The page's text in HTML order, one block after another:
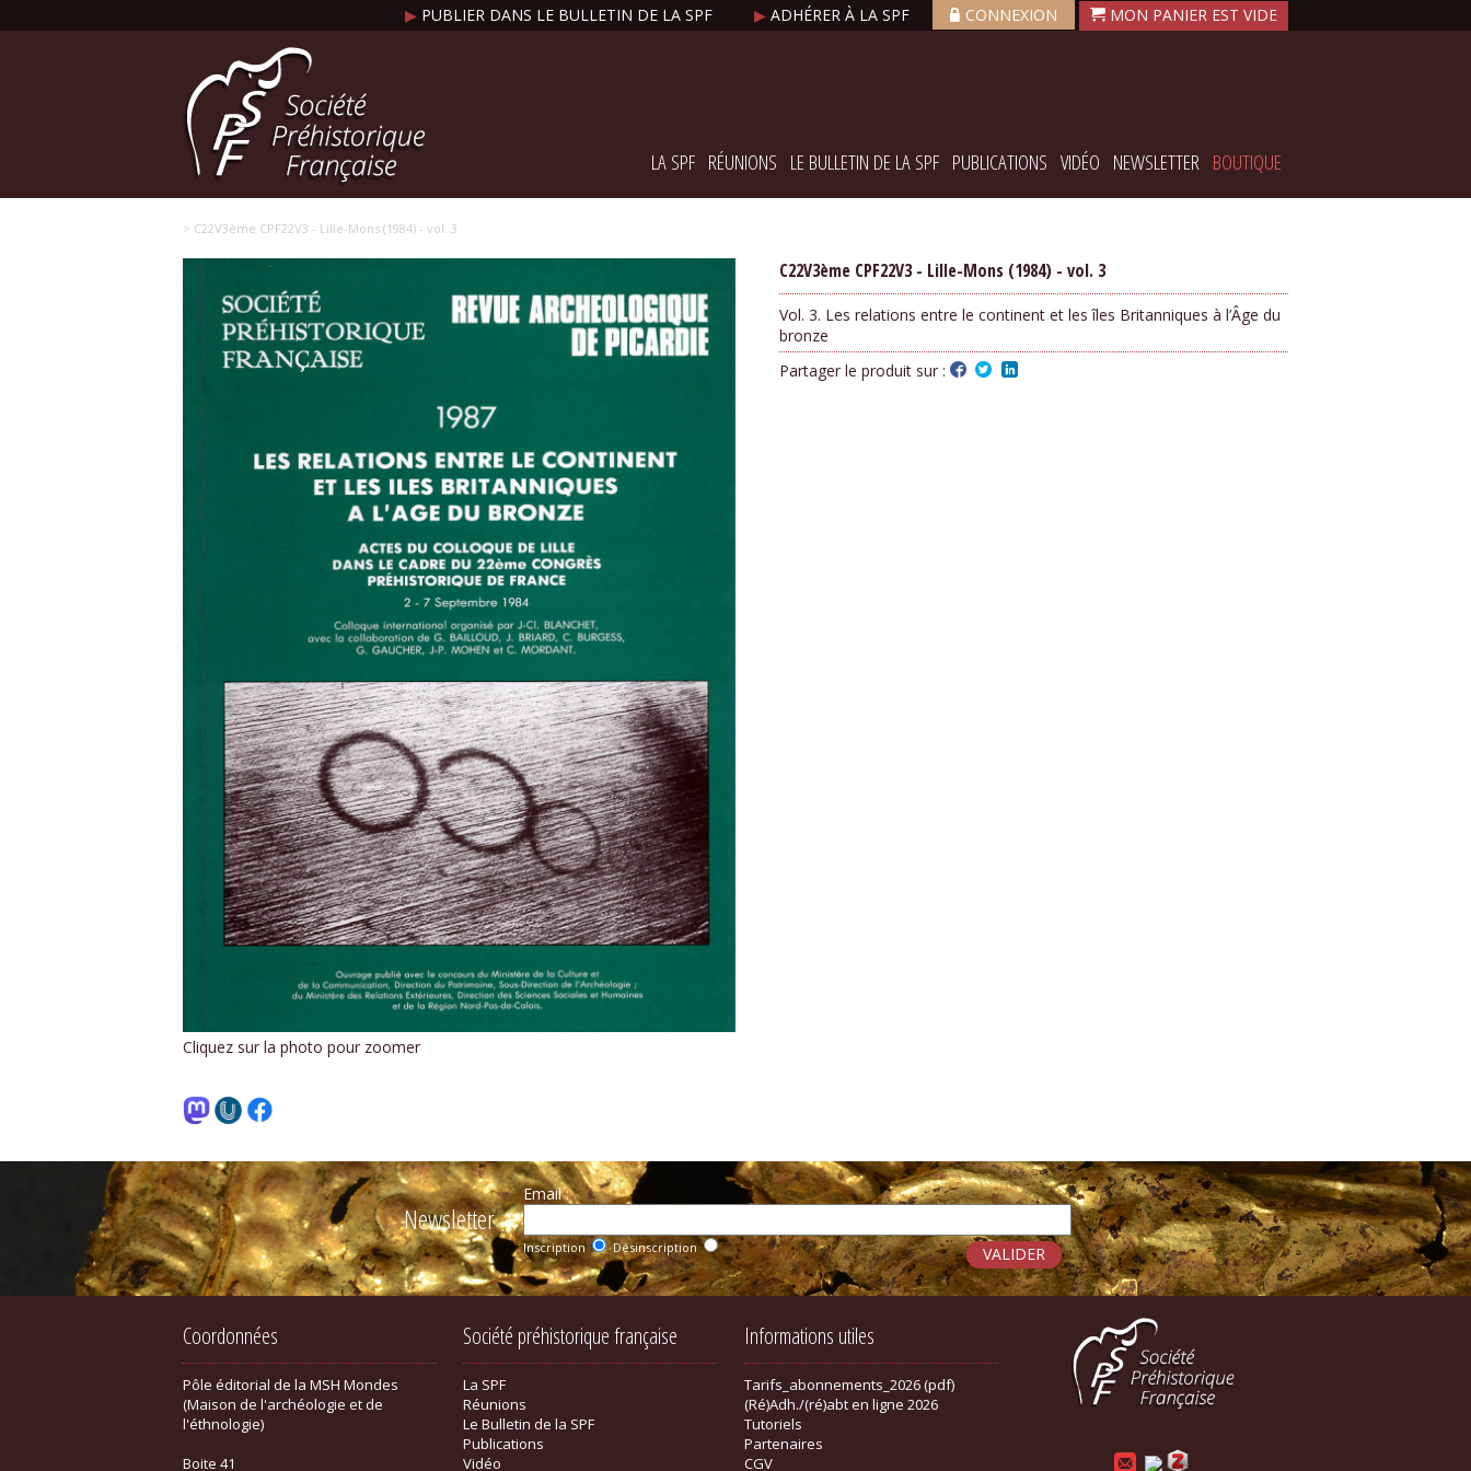
▶ PUBLIER DANS LE BULLETIN DE LA SPF ▶ ADHÉRER À LA SPF CONNEXION
LA SPF RÉUNIONS LE BULLETIN DE LA SPF PUBLICATIONS VIDÉO NEWSLETTER BOUTIQUE
> C22V3ème CPF22V3 - Lille-Mons (1984) - vol. 3
Cliquez sur la photo pour zoomer
C22V3ème CPF22V3 - Lille-Mons (1984) - vol. 3
Vol. 3. Les relations entre le continent et les îles Britanniques à l’Âge du
bronze
Partager le produit sur :
Newsletter
Email :
Inscription Désinscription
Coordonnées
Pôle éditorial de la MSH Mondes
(Maison de l'archéologie et de
l'éthnologie)
Boite 41
Société préhistorique française
La SPF
Réunions
Le Bulletin de la SPF
Publications
Vidéo
Informations utiles
Tarifs_abonnements_2026 (pdf)
(Ré)Adh./(ré)abt en ligne 2026
Tutoriels
Partenaires
CGV